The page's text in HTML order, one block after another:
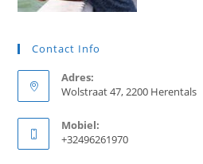
Contact Info
Adres:
Wolstraat 47, 2200 Herentals
Mobiel:
+32496261970